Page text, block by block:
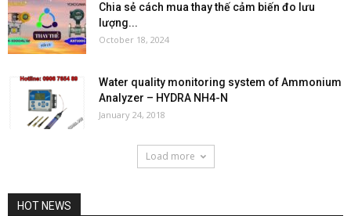
Chia sẻ cách mua thay thế cảm biến đo lưu
lượng...
October 18, 2024
Water quality monitoring system of Ammonium
Analyzer – HYDRA NH4-N
January 24, 2018
Load more
HOT NEWS